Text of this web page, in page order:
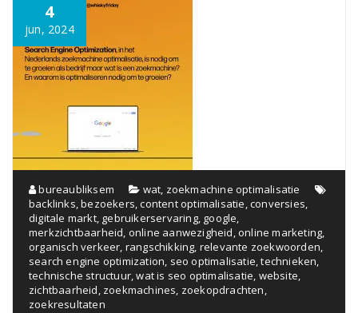
4
jun, 2024
bureaubliksem wat, zoekmachine optimalisatie
backlinks,bezoekers,content optimalisatie,conversies,
digitale markt, gebruikerservaring, google,
merkzichtbaarheid, online aanwezigheid,online marketing,
organisch verkeer, rangschikking, relevante zoekwoorden,
search engine optimization, seo optimalisatie,technieken,
technische structuur,wat is seo optimalisatie, website,
zichtbaarheid, zoekmachines, zoekopdrachten,
zoekresultaten